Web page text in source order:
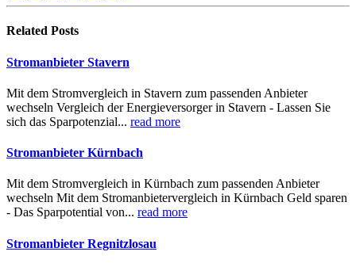
Related Posts
Stromanbieter Stavern
Mit dem Stromvergleich in Stavern zum passenden Anbieter
wechseln Vergleich der Energieversorger in Stavern - Lassen Sie
sich das Sparpotenzial... read more
Stromanbieter Kürnbach
Mit dem Stromvergleich in Kürnbach zum passenden Anbieter
wechseln Mit dem Stromanbietervergleich in Kürnbach Geld sparen
- Das Sparpotential von... read more
Stromanbieter Regnitzlosau